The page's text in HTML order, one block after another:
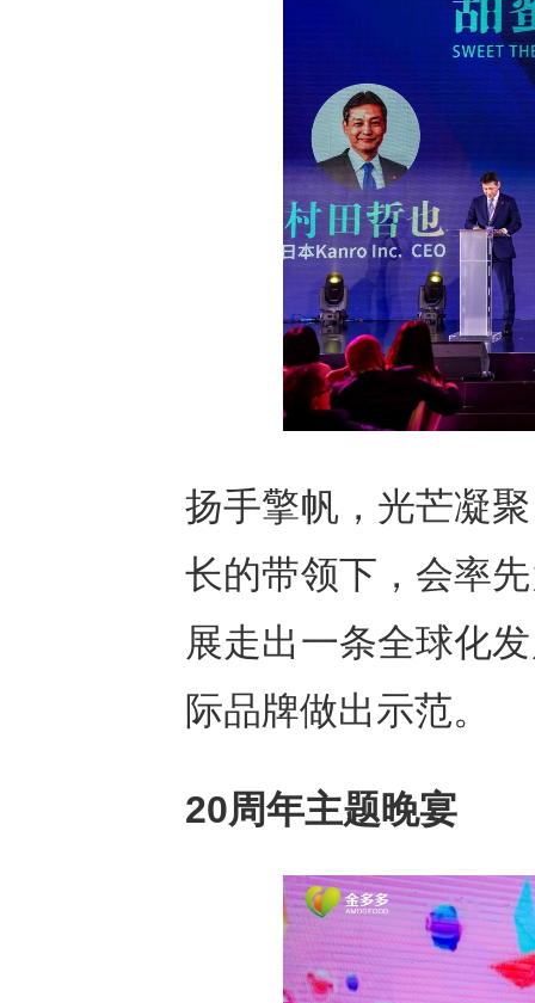
扬手擎帆，光芒凝
长的带领下，会率
展走出一条全球化
际品牌做出示范。
20周年主题晚宴